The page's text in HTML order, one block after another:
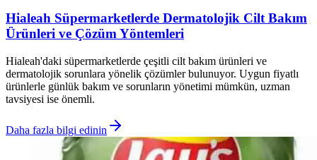
Hialeah Süpermarketlerde Dermatolojik Cilt Bakım
Ürünleri ve Çözüm Yöntemleri
Hialeah'daki süpermarketlerde çeşitli cilt bakım ürünleri ve
dermatolojik sorunlara yönelik çözümler bulunuyor. Uygun fiyatlı
ürünlerle günlük bakım ve sorunların yönetimi mümkün, uzman
tavsiyesi ise önemli.
Daha fazla bilgi edinin